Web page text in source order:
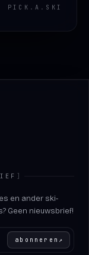
PICK . A . SKI
]
en ander ski-
Geen nieuwsbrief!
abonneren ↗